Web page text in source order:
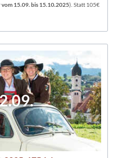
15.09. bis 15.10.2025). Statt 105€